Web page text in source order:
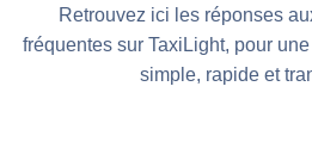
Retrouvez ici les réponses
fréquentes sur TaxiLight, pour
simple, rapide et